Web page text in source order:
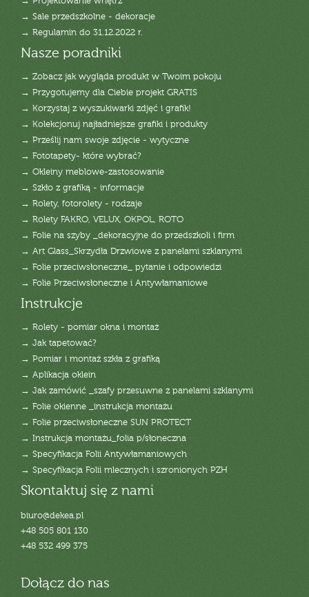
→ Sale przedszkolne - dekoracje
→ Regulamin do 31.12.2022 r.
Nasze poradniki
→ Zobacz jak wygląda produkt w Twoim pokoju
→ Przygotujemy dla Ciebie projekt GRATIS
→ Korzystaj z wyszukiwarki zdjęć i grafik!
→ Kolekcjonuj najładniejsze grafiki i produkty
→ Prześlij nam swoje zdjęcie - wytyczne
→ Fototapety- które wybrać?
→ Okleiny meblowe-zastosowanie
→ Szkło z grafiką - informacje
→ Rolety, fotorolety - rodzaje
→ Rolety FAKRO, VELUX, OKPOL, ROTO
→ Folie na szyby _dekoracyjne do przedszkoli i firm
→ Art Glass_Skrzydła Drzwiowe z panelami szklanymi
→ Folie przeciwsłoneczne_ pytanie i odpowiedzi
→ Folie Przeciwsłoneczne i Antywłamaniowe
Instrukcje
→ Rolety - pomiar okna i montaż
→ Jak tapetować?
→ Pomiar i montaż szkła z grafiką
→ Aplikacja oklein
→ Jak zamówić _szafy przesuwne z panelami szklanymi
→ Folie okienne _instrukcja montażu
→ Folie przeciwsłoneczne SUN PROTECT
→ Instrukcja montażu_folia p/słoneczna
→ Specyfikacja Folii Antywłamaniowych
→ Specyfikacja Folii mlecznych i szronionych PZH
Skontaktuj się z nami
biuro@dekea.pl
+48 505 801 130
+48 532 499 375
Dołącz do nas